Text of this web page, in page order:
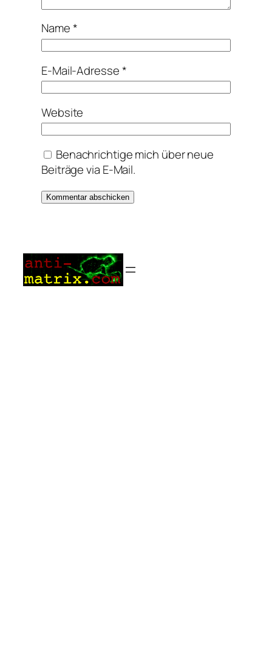
Name*
E-Mail-Adresse*
Website
Benachrichtige mich über neue
Beiträge via E-Mail.